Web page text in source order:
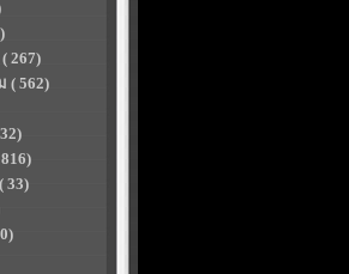
267)
( 562)
33)